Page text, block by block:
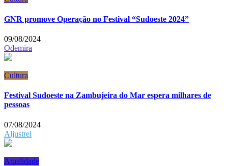
GNR promove Operação no Festival “Sudoeste 2024”
09/08/2024
Odemira
Cultura
Festival Sudoeste na Zambujeira do Mar espera milhares de
pessoas
07/08/2024
Aljustrel
Atualidade